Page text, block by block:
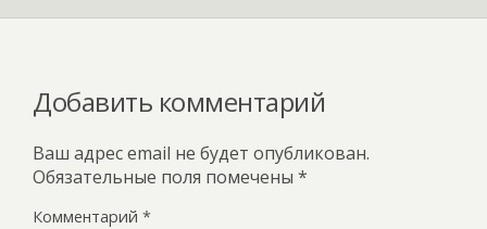
Добавить комментарий
Ваш адрес email не будет опубликован.
Обязательные поля помечены *
Комментарий *